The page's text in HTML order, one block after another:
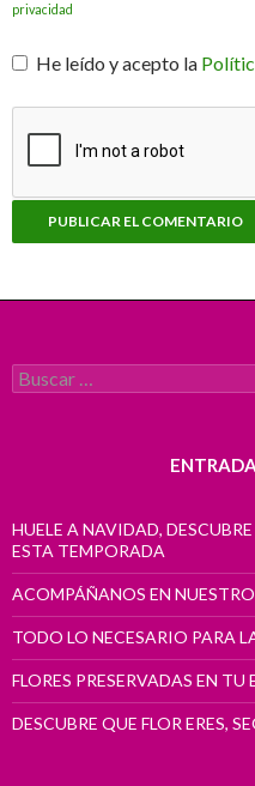
privacidad
He leído y acepto la
Buscar:
HUELE A NAVIDAD,
ESTA TEMPORADA
ACOMPÁÑANOS EN
TODO LO NECESARIO PARA
FLORES PRESERVADAS EN
DESCUBRE QUE FLOR ERES,